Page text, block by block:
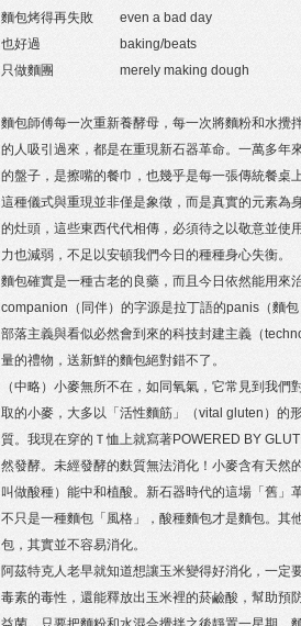
麵包烤得再失敗 even a bad day
也好過 baking/beats
只做麵團 merely making dough
麵包師傅每一次重新養酵母，每一次將麵粉和水攪
的人吸引過來，都是在重現新石器革命。一萬多年
的盤子，是擦嘴的餐巾，也幾乎是每一張傳統餐桌
這種儀式與重現並非僅是象徵，而是真實的元素
的灶頭，這些東西代代相傳，必須待之以敬意並使
力也減弱，不足以安頓我們今日的種種身心失衡。
麵包確實是一種古老的良藥，而且今日依然能用來
companion（同伴）的字源是拉丁語的panis（麵
部落主義與看似必然會到來的科技封建主義（
量的禮物，送新鮮的麵包絕對錯不了。
（中略）小麥無所不在，如同氧氣，它常見到我
取的小麥，大多以「活性麵筋」（vital gluten）的
質。我現在穿的Ｔ恤上就寫著POWERED BY
然發酵。未經發酵的麩質無法消化！小麥含有天然
叫做酸種）能中和植酸。新石器時代的這場「舊
不只是一種麵包「風格」，酸種麵包才是麵包。
包，其實並不容易消化。
阿茲特克人老早就知道想讓玉米變得好消化，一
毒素的毒性，還能釋放出玉米裡的菸鹼酸，幫助預